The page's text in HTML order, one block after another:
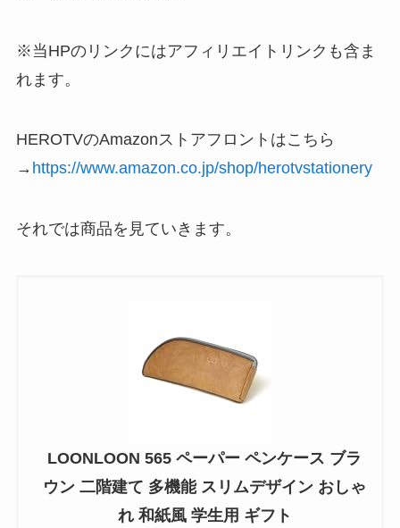
※当HPのリンクにはアフィリエイトリンクも含ま
れます。
HEROTVのAmazonストアフロントはこちら
→ https://www.amazon.co.jp/shop/herotvstationery
それでは商品を見ていきます。
LOONLOON 565 ペーパー ペンケース ブラ
ウン 二階建て 多機能 スリムデザイン おしゃ
れ 和紙風 学生用 ギフト